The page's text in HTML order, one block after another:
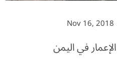
Nov 16, 2018
في اليمن